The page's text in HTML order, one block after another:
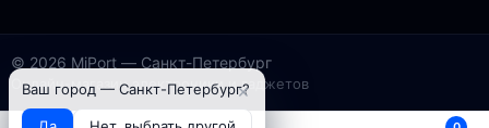
© 2026 MiPort — Санкт-Петербург
Онлайн-магазин электроники и гаджетов
Ваш город — Санкт-Петербург?
×